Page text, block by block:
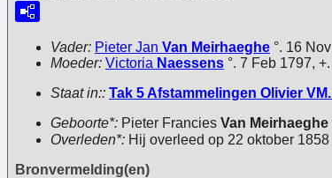
Vader: Pieter Jan Van Meirhaeghe °. 16
Moeder: Victoria Naessens °. 7 Feb 1797,
Staat in:: Tak 5 Afstammelingen Olivier
Geboorte*: Pieter Francies Van Meirhaeghe
Overleden*: Hij overleed op 22 oktober
Bronvermelding(en)